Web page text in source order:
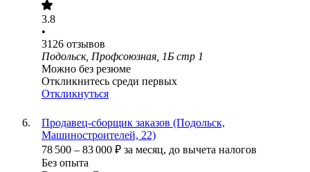
3.8
•
3126 отзывов
Подольск, Профсоюзная, 1Б стр 1
Можно без резюме
Откликнитесь среди первых
Откликнуться
Продавец-сборщик заказов (Подольск,
Машиностроителей, 22)
78 500 – 83 000 ₽ за месяц, до вычета налогов
Без опыта